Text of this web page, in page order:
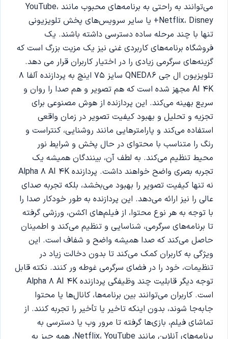
می‌توانند به راحتی به برنامه‌های محبوب مانند YouTube،
Netflix، Disney+ یا سایر سرویس‌های پخش تلویزیونی
تنها با چند مرحله ساده دسترسی داشته باشند. یک
فروشگاه برنامه‌های کاربردی غنی نیز یک مزیت بزرگ است که
گزینه‌های سرگرمی زیادی را در اختیار کاربران قرار می دهد.
تلویزیون ال جی QNED86 سایز 75 اینچ به پردازنده آلفا 8
AI 4K مجهز شده است که هم تصویر و هم صدا را روان و
سریع بهینه می‌کند. این پردازنده از هوش مصنوعی برای
تجزیه و تحلیل و بهبود کیفیت تصویر در زمان واقعی
استفاده می‌کند و پارامترهایی مانند روشنایی، کنتراست و
رنگ را متناسب با محتوای در حال پخش و شرایط نور
محیط تنظیم می‌کند. به لطف آن، بینندگان همیشه یک
تجربه بصری واضح خواهند داشت. پردازنده Alpha 8 AI 4K
نه تنها کیفیت تصویر را بهبود می‌بخشد، بلکه تجربه صدای
عالی را نیز ارائه می‌دهد. این پردازنده به طور خودکار صدا را
با توجه به هر نوع محتوا، از فیلم‌های اکشن، ورزشی گرفته
تا برنامه‌های سرگرمی، شناسایی و تنظیم می‌کند و اطمینان
حاصل می‌کند که صدا همیشه واضح و شفاف است. این
ویژگی به کاربران کمک می‌کند تا بدون دخالت زیاد در
تنظیمات، خود را در فضای سرگرمی غوطه ور کنند. نکته قابل
توجه دیگر قابلیت چند وظیفگی پردازنده Alpha 8 AI 4K
است. کاربران می‌توانند بین برنامه‌ها، کانال‌ها یا محتوا
جابه‌جا شوند، بدون اینکه تاخیر یا تأخیر را تجربه کنند. از
تماشای فیلم، بازی‌ها گرفته تا مرور وب یا دسترسی به
برنامه‌های آنلاین مانند Netflix، YouTube، همه چیز به